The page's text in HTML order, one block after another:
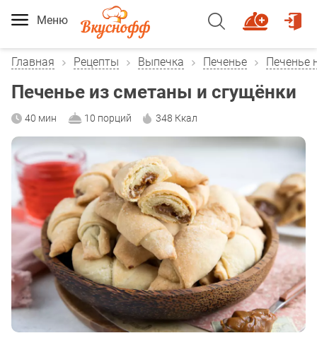
Меню
Главная Рецепты Выпечка Печенье Печенье
Печенье из сметаны и сгущёнки
40 мин 10 порций 348 Ккал